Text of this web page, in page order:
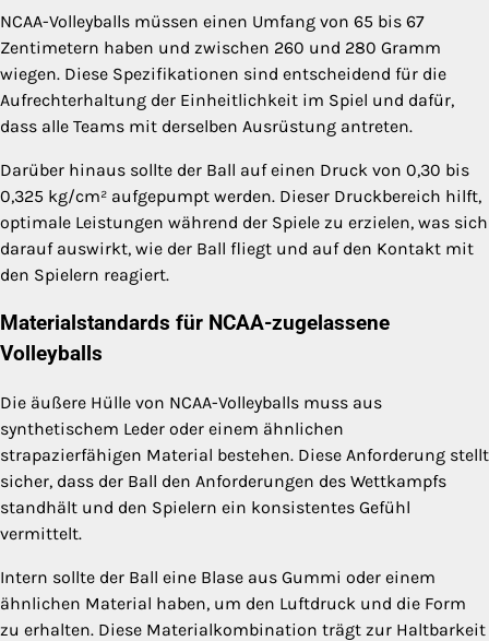
NCAA-Volleyballs müssen einen Umfang von 65 bis 67
Zentimetern haben und zwischen 260 und 280 Gramm
wiegen. Diese Spezifikationen sind entscheidend für die
Aufrechterhaltung der Einheitlichkeit im Spiel und dafür,
dass alle Teams mit derselben Ausrüstung antreten.
Darüber hinaus sollte der Ball auf einen Druck von 0,30 bis
0,325 kg/cm² aufgepumpt werden. Dieser Druckbereich hilft,
optimale Leistungen während der Spiele zu erzielen, was sich
darauf auswirkt, wie der Ball fliegt und auf den Kontakt mit
den Spielern reagiert.
Materialstandards für NCAA-zugelassene
Volleyballs
Die äußere Hülle von NCAA-Volleyballs muss aus
synthetischem Leder oder einem ähnlichen
strapazierfähigen Material bestehen. Diese Anforderung stellt
sicher, dass der Ball den Anforderungen des Wettkampfs
standhält und den Spielern ein konsistentes Gefühl
vermittelt.
Intern sollte der Ball eine Blase aus Gummi oder einem
ähnlichen Material haben, um den Luftdruck und die Form
zu erhalten. Diese Materialkombination trägt zur Haltbarkeit